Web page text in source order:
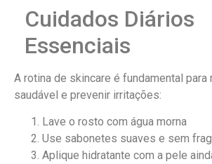
Cuidados Diários
Essenciais
A rotina de skincare é fundamental para
saudável e prevenir irritações:
Lave o rosto com água morna
Use sabonetes suaves e sem
Aplique hidratante com a pele